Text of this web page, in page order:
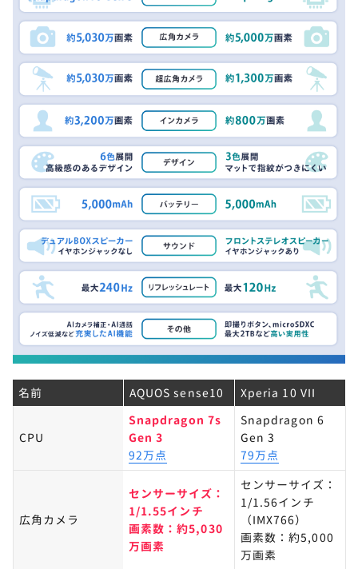
名前 AQUOS sense10 Xperia 10 VII
CPU
Snapdragon 7s
Gen 3
92万点
Snapdragon 6
Gen 3​
79万点
広角カメラ
センサーサイズ：
1/1.55インチ
画素数：約5,030
万画素
センサーサイズ：
1/1.56インチ
（IMX766）​
画素数：約5,000
万画素